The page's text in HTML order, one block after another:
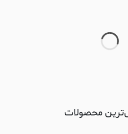
محصولات